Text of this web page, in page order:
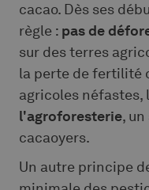
cacao. Dès ses
règle : pas de
sur des terres
la perte de fertilité
agricoles néfastes,
l'agroforesterie,
cacaoyers.
Un autre principe